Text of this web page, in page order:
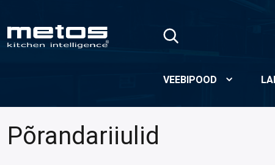
VEEBIPOOD
Põrandariiulid